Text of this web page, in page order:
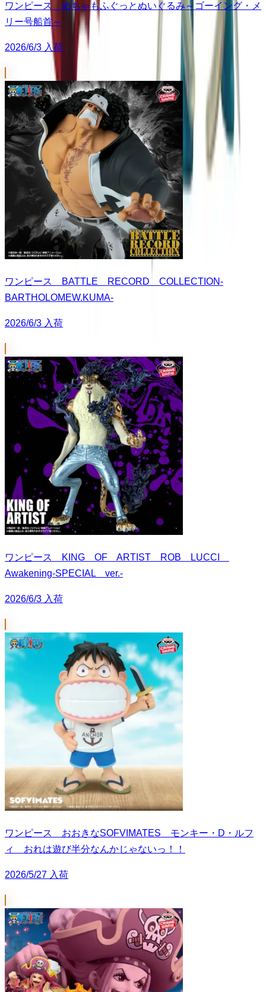
ワンピース めちゃもふぐっとぬいぐるみ～ゴーイング・メ
リー号船首～
2026/6/3 入荷
ワンピース BATTLE RECORD COLLECTION-
BARTHOLOMEW.KUMA-
2026/6/3 入荷
ワンピース KING OF ARTIST ROB LUCCI
Awakening-SPECIAL ver.-
2026/6/3 入荷
ワンピース おおきなSOFVIMATES モンキー・D・ルフ
ィ おれは遊び半分なんかじゃないっ！！
2026/5/27 入荷